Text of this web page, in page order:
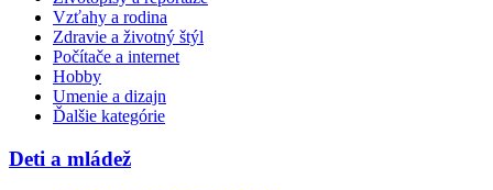
Vzťahy a rodina
Zdravie a životný štýl
Počítače a internet
Hobby
Umenie a dizajn
Ďalšie kategórie
Deti a mládež